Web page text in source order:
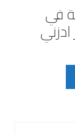
في
ادزني